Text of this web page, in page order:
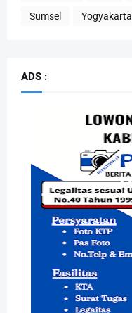
Sumsel Yogyakarta
ADS :